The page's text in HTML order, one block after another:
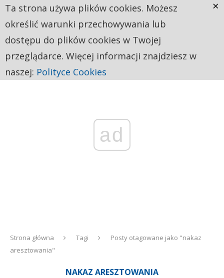
ad
Strona główna Tagi
Posty otagowane jako "nakaz
aresztowania"
NAKAZ ARESZTOWANIA
Ta strona używa plików cookies. Możesz
określić warunki przechowywania lub
dostępu do plików cookies w Twojej
przeglądarce. Więcej informacji znajdziesz w
naszej: Polityce Cookies
×